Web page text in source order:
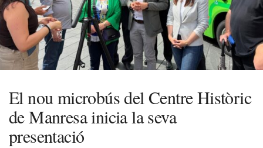
El nou microbús del Centre Històric
de Manresa inicia la seva
presentació